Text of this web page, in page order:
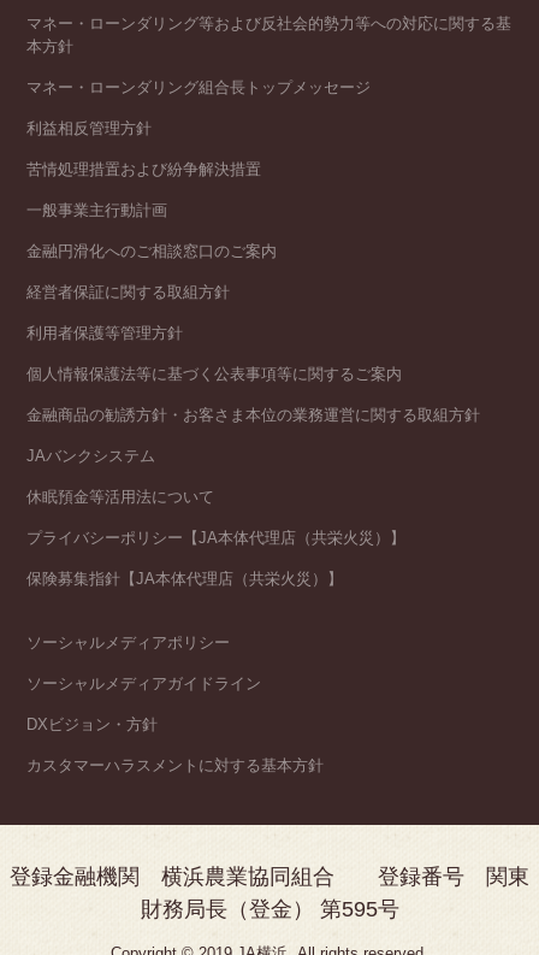
マネー・ローンダリング等および反社会的勢力等への対応に関する基
本方針
マネー・ローンダリング組合長トップメッセージ
利益相反管理方針
苦情処理措置および紛争解決措置
一般事業主行動計画
金融円滑化へのご相談窓口のご案内
経営者保証に関する取組方針
利用者保護等管理方針
個人情報保護法等に基づく公表事項等に関するご案内
金融商品の勧誘方針・お客さま本位の業務運営に関する取組方針
JAバンクシステム
休眠預金等活用法について
プライバシーポリシー【JA本体代理店（共栄火災）】
保険募集指針【JA本体代理店（共栄火災）】
ソーシャルメディアポリシー
ソーシャルメディアガイドライン
DXビジョン・方針
カスタマーハラスメントに対する基本方針
登録金融機関 横浜農業協同組合 登録番号 関東
財務局長（登金） 第595号